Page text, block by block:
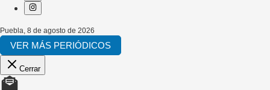
Puebla 8 de agosto de 2026
VER MÁS PERIÓDICOS
Cerrar